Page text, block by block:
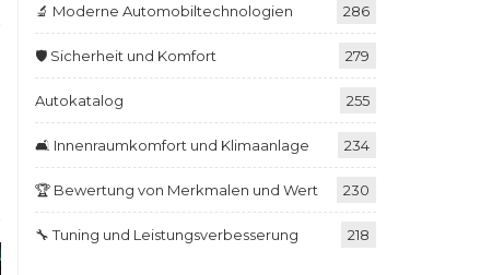
🔬 Moderne Automobiltechnologien 286
🛡️ Sicherheit und Komfort 279
Autokatalog 255
🛋️ Innenraumkomfort und Klimaanlage 234
🏆 Bewertung von Merkmalen und Wert 230
🔧 Tuning und Leistungsverbesserung 218